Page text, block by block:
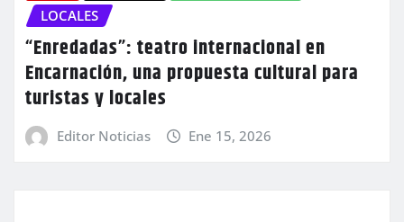
LOCALES
“Enredadas”: teatro internacional en
Encarnación, una propuesta cultural para
turistas y locales
Editor Noticias Ene 15, 2026